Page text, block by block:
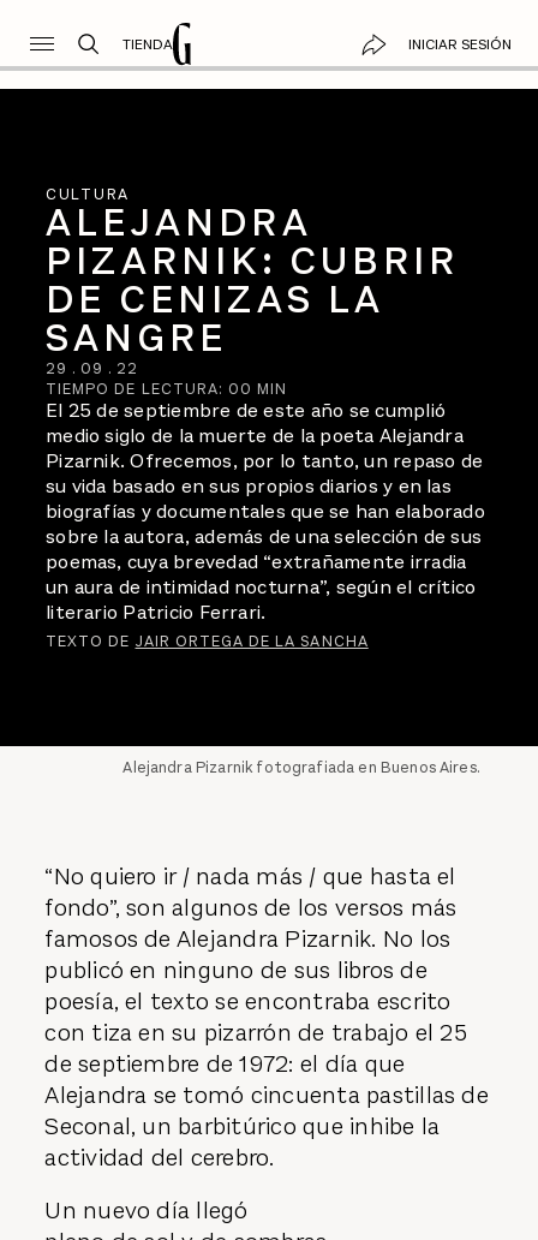
TIENDA INICIAR SESIÓN
CULTURA
ALEJANDRA
PIZARNIK: CUBRIR
DE CENIZAS LA
SANGRE
29 . 09 . 22
TIEMPO DE LECTURA: 00 MIN
El 25 de septiembre de este año se cumplió
medio siglo de la muerte de la poeta Alejandra
Pizarnik. Ofrecemos, por lo tanto, un repaso de
su vida basado en sus propios diarios y en las
biografías y documentales que se han elaborado
sobre la autora, además de una selección de sus
poemas, cuya brevedad “extrañamente irradia
un aura de intimidad nocturna”, según el crítico
literario Patricio Ferrari.
TEXTO DE JAIR ORTEGA DE LA SANCHA
Alejandra Pizarnik fotografiada en Buenos Aires.
“No quiero ir / nada más / que hasta el
fondo”, son algunos de los versos más
famosos de Alejandra Pizarnik. No los
publicó en ninguno de sus libros de
poesía, el texto se encontraba escrito
con tiza en su pizarrón de trabajo el 25
de septiembre de 1972: el día que
Alejandra se tomó cincuenta pastillas de
Seconal, un barbitúrico que inhibe la
actividad del cerebro.
Un nuevo día llegó